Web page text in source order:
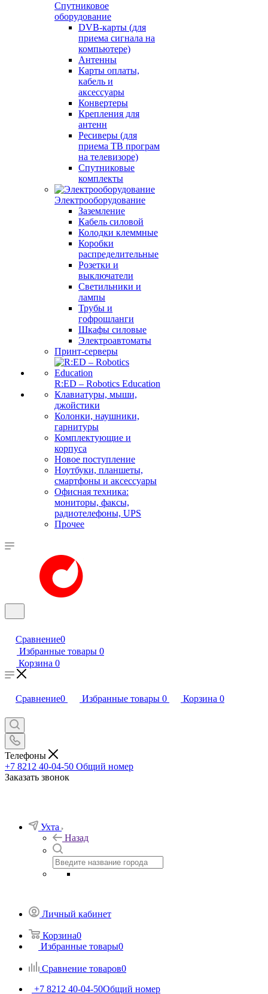
Спутниковое
оборудование
DVB-карты (для
приема сигнала на
компьютере)
Антенны
Карты оплаты,
кабель и
аксессуары
Конвертеры
Крепления для
антенн
Ресиверы (для
приема ТВ програм
на телевизоре)
Спутниковые
комплекты
Электрооборудование
Заземление
Кабель силовой
Колодки клеммные
Коробки
распределительные
Розетки и
выключатели
Светильники и
лампы
Трубы и
гофрошланги
Шкафы силовые
Электроавтоматы
Принт-серверы
R:ED – Robotics Education
Клавиатуры, мыши,
джойстики
Колонки, наушники,
гарнитуры
Комплектующие и
корпуса
Новое поступление
Ноутбуки, планшеты,
смартфоны и аксессуары
Офисная техника:
мониторы, факсы,
радиотелефоны, UPS
Прочее
Сравнение0
Избранные товары 0
Корзина 0
Сравнение0 Избранные товары 0 Корзина 0
Телефоны
+7 8212 40-04-50 Общий номер
Заказать звонок
Ухта
Назад
Личный кабинет
Корзина0
Избранные товары0
Сравнение товаров0
+7 8212 40-04-50Общий номер